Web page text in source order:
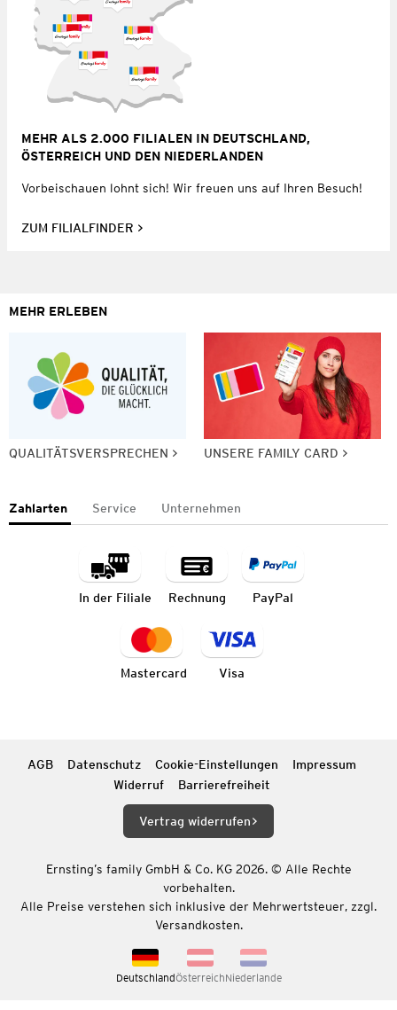
MEHR ALS 2.000 FILIALEN IN DEUTSCHLAND,
ÖSTERREICH UND DEN NIEDERLANDEN
Vorbeischauen lohnt sich! Wir freuen uns auf Ihren Besuch!
ZUM FILIALFINDER
MEHR ERLEBEN
QUALITÄTSVERSPRECHEN UNSERE FAMILY CARD
Zahlarten Service Unternehmen
In der Filiale Rechnung PayPal
Mastercard Visa
AGB Datenschutz Cookie-Einstellungen
Impressum
Widerruf
Barrierefreiheit
Vertrag widerrufen
Ernsting’s family GmbH & Co. KG 2026. © Alle Rechte
vorbehalten.
Alle Preise verstehen sich inklusive der Mehrwertsteuer, zzgl.
Versandkosten.
DeutschlandÖsterreichNiederlande